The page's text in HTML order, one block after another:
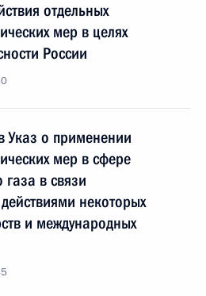
отдельных
мер в целях
России
Указ о применении
мер в сфере
газа в связи
некоторых
и международных